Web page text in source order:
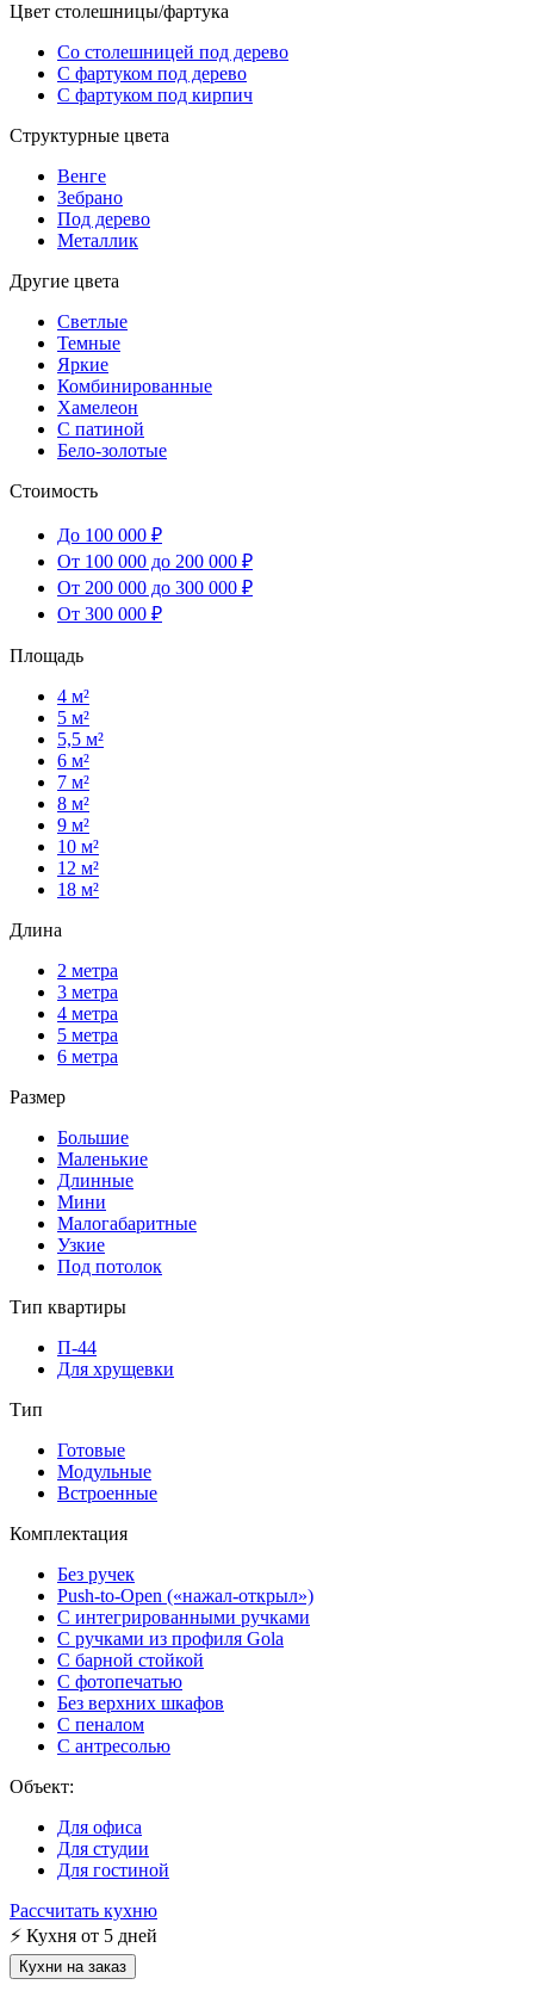
Цвет столешницы/фартука
Со столешницей под дерево
С фартуком под дерево
С фартуком под кирпич
Структурные цвета
Венге
Зебрано
Под дерево
Металлик
Другие цвета
Светлые
Темные
Яркие
Комбинированные
Хамелеон
С патиной
Бело-золотые
Стоимость
До 100 000 ₽
От 100 000 до 200 000 ₽
От 200 000 до 300 000 ₽
От 300 000 ₽
Площадь
4 м²
5 м²
5,5 м²
6 м²
7 м²
8 м²
9 м²
10 м²
12 м²
18 м²
Длина
2 метра
3 метра
4 метра
5 метра
6 метра
Размер
Большие
Маленькие
Длинные
Мини
Малогабаритные
Узкие
Под потолок
Тип квартиры
П-44
Для хрущевки
Тип
Готовые
Модульные
Встроенные
Комплектация
Без ручек
Push-to-Open («нажал-открыл»)
С интегрированными ручками
С ручками из профиля Gola
С барной стойкой
С фотопечатью
Без верхних шкафов
С пеналом
С антресолью
Объект:
Для офиса
Для студии
Для гостиной
Рассчитать кухню
⚡ Кухня от 5 дней
Кухни на заказ